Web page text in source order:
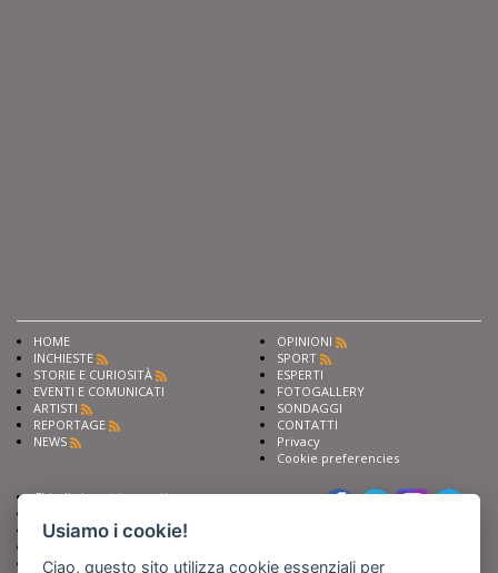
HOME
INCHIESTE
STORIE E CURIOSITÀ
EVENTI E COMUNICATI
ARTISTI
REPORTAGE
NEWS
OPINIONI
SPORT
ESPERTI
FOTOGALLERY
SONDAGGI
CONTATTI
Privacy
Cookie preferencies
Chiedi ai nostri esperti
Fai pubblicità con noi
Iscriviti al nostro corso di
Usiamo i cookie!
Ciao, questo sito utilizza cookie essenziali per